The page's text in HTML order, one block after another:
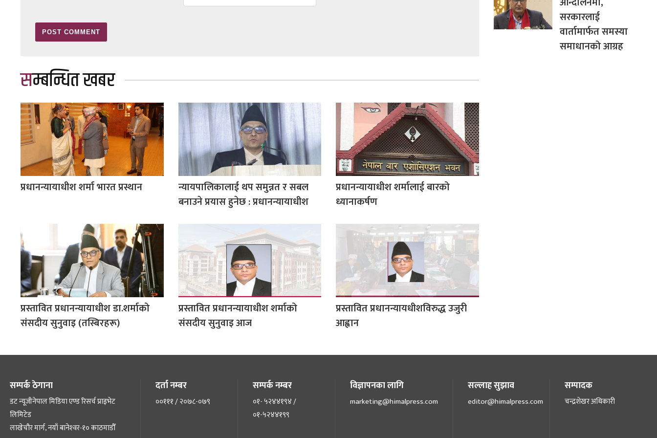
सम्बन्धित खबर
प्रधानन्यायाधीश शर्मा भारत प्रस्थान
न्यायपालिकालाई थप समुन्नत र सबल
बनाउने प्रयास हुनेछ : प्रधानन्यायाधीश
प्रधानन्यायाधीश शर्मालाई बारको
ध्यानाकर्षण
प्रस्तावित प्रधानन्यायाधीश डा‍.शर्माको
संसदीय सुनुवाइ (तस्बिरहरू)
प्रस्तावित प्रधानन्यायाधीश शर्माको
संसदीय सुनुवाइ आज
प्रस्तावित प्रधानन्यायधीशविरुद्ध उजुरी
आह्वान
सरकारलाई
वार्तामार्फत समस्या
समाधानको आग्रह
सम्पर्क ठेगाना
डट न्यूजीनेपाल मिडिया एण्ड रिसर्च प्राइभेट
लिमिटेड
लाखेचौर मार्ग, नयाँ बानेश्‍वर-१० काठमाडौँ
दर्ता नम्बर
००१११ / २०७८-०७९
सम्पर्क नम्बर
०१- ५२४४१९४ /
०१-५२४४१९९
विज्ञापनका लागि
marketing@himalpress.com
सल्लाह सुझाव
editor@himalpress.com
सम्पादक
चन्द्रशेखर अधिकारी